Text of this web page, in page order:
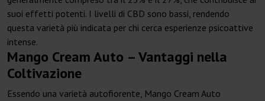
suoi effetti potenti. I livelli di CBD sono bassi, rendendo
questa varietà più indicata per chi cerca esperienze psicoattive
intense.
Mango Cream Auto – Vantaggi nella
Coltivazione
Essendo una varietà autofiorente, Mango Cream Auto